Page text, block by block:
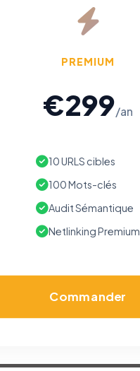
PREMIUM
€299/an
10 URLS cibles
100 Mots-clés
Audit Sémantique
Netlinking Premium
Commander